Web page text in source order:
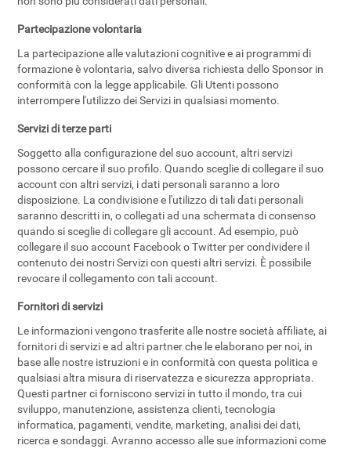
Partecipazione volontaria
La partecipazione alle valutazioni cognitive e ai programmi di
formazione è volontaria, salvo diversa richiesta dello Sponsor in
conformità con la legge applicabile. Gli Utenti possono
interrompere l'utilizzo dei Servizi in qualsiasi momento.
Servizi di terze parti
Soggetto alla configurazione del suo account, altri servizi
possono cercare il suo profilo. Quando sceglie di collegare il suo
account con altri servizi, i dati personali saranno a loro
disposizione. La condivisione e l'utilizzo di tali dati personali
saranno descritti in, o collegati ad una schermata di consenso
quando si sceglie di collegare gli account. Ad esempio, può
collegare il suo account Facebook o Twitter per condividere il
contenuto dei nostri Servizi con questi altri servizi. È possibile
revocare il collegamento con tali account.
Fornitori di servizi
Le informazioni vengono trasferite alle nostre società affiliate, ai
fornitori di servizi e ad altri partner che le elaborano per noi, in
base alle nostre istruzioni e in conformità con questa politica e
qualsiasi altra misura di riservatezza e sicurezza appropriata.
Questi partner ci forniscono servizi in tutto il mondo, tra cui
sviluppo, manutenzione, assistenza clienti, tecnologia
informatica, pagamenti, vendite, marketing, analisi dei dati,
ricerca e sondaggi. Avranno accesso alle sue informazioni come